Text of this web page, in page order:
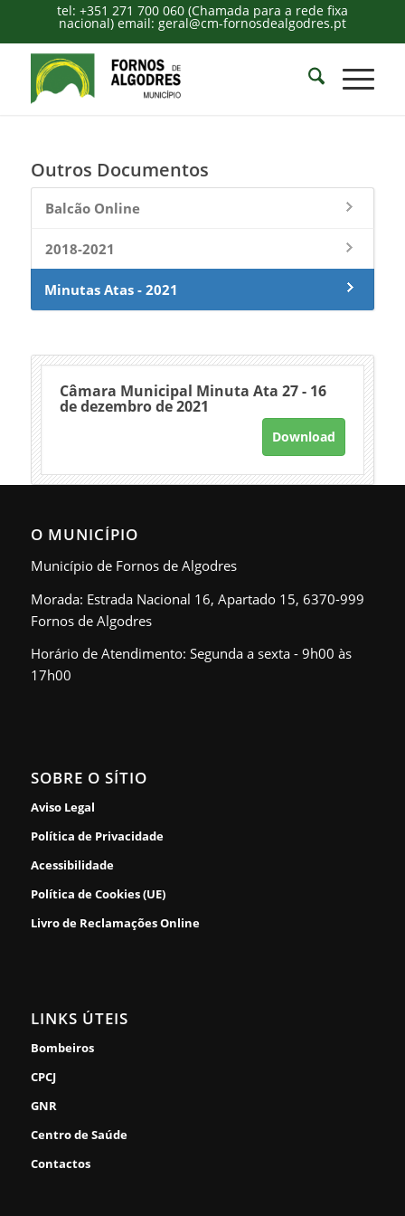
tel: +351 271 700 060 (Chamada para a rede fixa
nacional) email: geral@cm-fornosdealgodres.pt
Outros Documentos
Balcão Online
2018-2021
Minutas Atas - 2021
Câmara Municipal Minuta Ata 27 - 16
de dezembro de 2021
Download
O MUNICÍPIO
Município de Fornos de Algodres
Morada: Estrada Nacional 16, Apartado 15, 6370-999
Fornos de Algodres
Horário de Atendimento: Segunda a sexta - 9h00 às
17h00
SOBRE O SÍTIO
Aviso Legal
Política de Privacidade
Acessibilidade
Política de Cookies (UE)
Livro de Reclamações Online
LINKS ÚTEIS
Bombeiros
CPCJ
GNR
Centro de Saúde
Contactos